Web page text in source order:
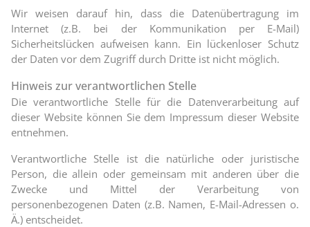
Wir weisen darauf hin, dass die Datenübertragung im
Internet (z.B. bei der Kommunikation per E-Mail)
Sicherheitslücken aufweisen kann. Ein lückenloser Schutz
der Daten vor dem Zugriff durch Dritte ist nicht möglich.
Hinweis zur verantwortlichen Stelle
Die verantwortliche Stelle für die Datenverarbeitung auf
dieser Website können Sie dem Impressum dieser Website
entnehmen.
Verantwortliche Stelle ist die natürliche oder juristische
Person, die allein oder gemeinsam mit anderen über die
Zwecke und Mittel der Verarbeitung von
personenbezogenen Daten (z.B. Namen, E-Mail-Adressen o.
Ä.) entscheidet.